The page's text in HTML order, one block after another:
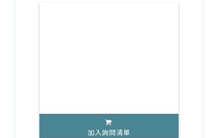
加入詢問清單